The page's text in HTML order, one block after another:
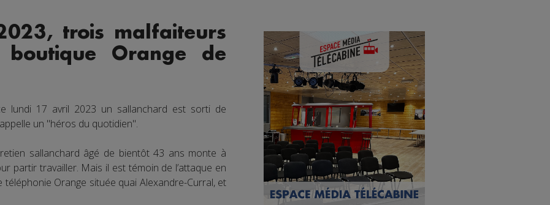
trois malfaiteurs
Orange de
lundi 17 avril 2023 un sallanchard est sorti de
un "héros du quotidien".
sallanchard âgé de bientôt 43 ans monte à
partir travailler. Mais il est témoin de l’attaque en
Orange située quai Alexandre-Curral, et